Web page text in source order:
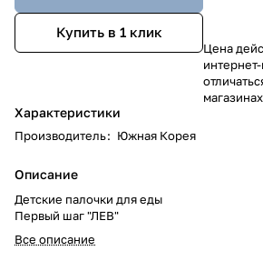
Купить в 1 клик
Характеристики
Производитель: Южная Корея
Описание
Детские палочки для еды
Первый шаг "ЛЕВ"
Все описание
Цена
магазинах